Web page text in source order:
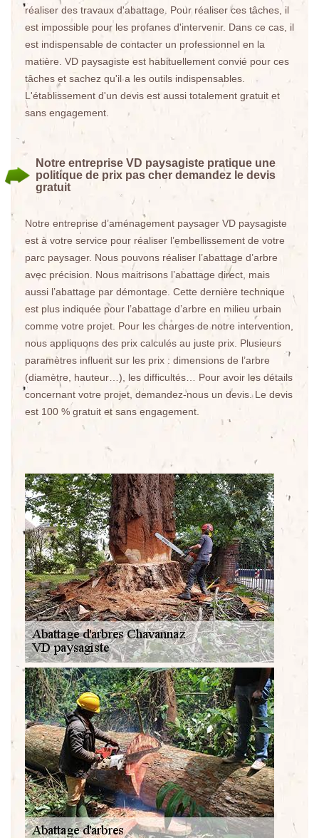
réaliser des travaux d'abattage. Pour réaliser ces tâches, il
est impossible pour les profanes d'intervenir. Dans ce cas, il
est indispensable de contacter un professionnel en la
matière. VD paysagiste est habituellement convié pour ces
tâches et sachez qu'il a les outils indispensables.
L'établissement d'un devis est aussi totalement gratuit et
sans engagement.
Notre entreprise VD paysagiste pratique une
politique de prix pas cher demandez le devis
gratuit
Notre entreprise d’aménagement paysager VD paysagiste
est à votre service pour réaliser l’embellissement de votre
parc paysager. Nous pouvons réaliser l’abattage d’arbre
avec précision. Nous maitrisons l’abattage direct, mais
aussi l’abattage par démontage. Cette dernière technique
est plus indiquée pour l’abattage d’arbre en milieu urbain
comme votre projet. Pour les charges de notre intervention,
nous appliquons des prix calculés au juste prix. Plusieurs
paramètres influent sur les prix : dimensions de l’arbre
(diamètre, hauteur…), les difficultés… Pour avoir les détails
concernant votre projet, demandez-nous un devis. Le devis
est 100 % gratuit et sans engagement.